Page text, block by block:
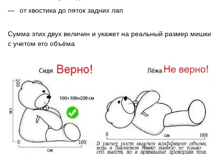
от хвостика до пяток задних лап
Сумма этих двух величин и укажет на реальный размер мишки
с учетом его объёма